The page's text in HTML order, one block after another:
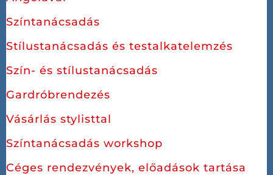
Színtanácsadás
Stílustanácsadás és testalkatelemzés
Szín- és stílustanácsadás
Gardróbrendezés
Vásárlás stylisttal
Színtanácsadás workshop
Céges rendezvények, előadások tartása